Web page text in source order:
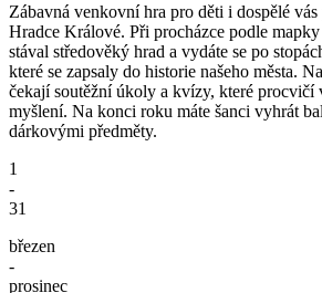
Zábavná venkovní hra pro děti i dospělé
Hradce Králové. Při procházce podle
stával středověký hrad a vydáte se po
které se zapsaly do historie našeho města.
čekají soutěžní úkoly a kvízy, které procvičí
myšlení. Na konci roku máte šanci vyhrát
dárkovými předměty.
1
-
31
březen
-
prosinec